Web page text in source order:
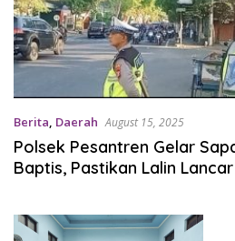
Berita, Daerah August 15, 2025
Polsek Pesantren Gelar
Baptis, Pastikan Lalin